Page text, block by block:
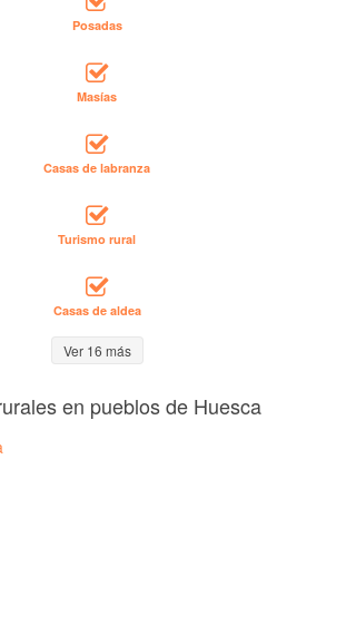
Posadas
Masías
Casas de labranza
Turismo rural
Casas de aldea
Ver 16 más
en pueblos de Huesca